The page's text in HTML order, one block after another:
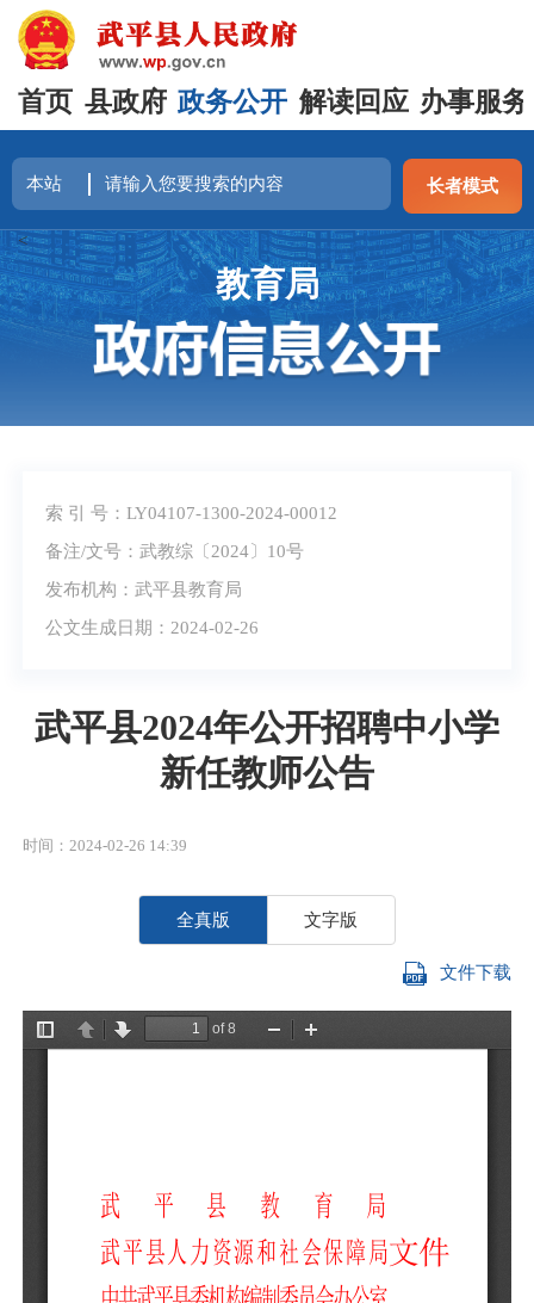
首页 县政府 政务公开 解读回应 办事服务
长者模式
<
教育局
索 引 号：LY04107-1300-2024-00012
备注/文号：武教综〔2024〕10号
发布机构：武平县教育局
公文生成日期：2024-02-26
武平县2024年公开招聘中小学
新任教师公告
时间：2024-02-26 14:39
全真版 文字版
文件下载